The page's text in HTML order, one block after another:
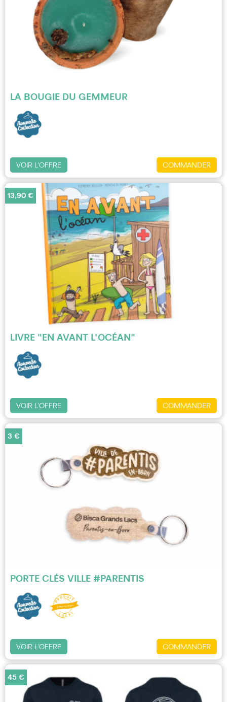
LA BOUGIE DU GEMMEUR
COMMANDER
VOIR L'OFFRE
LIVRE "EN AVANT L'OCÉAN"
COMMANDER
VOIR L'OFFRE
13,90 €
PORTE CLÉS VILLE #PARENTIS
COMMANDER
VOIR L'OFFRE
3 €
45 €